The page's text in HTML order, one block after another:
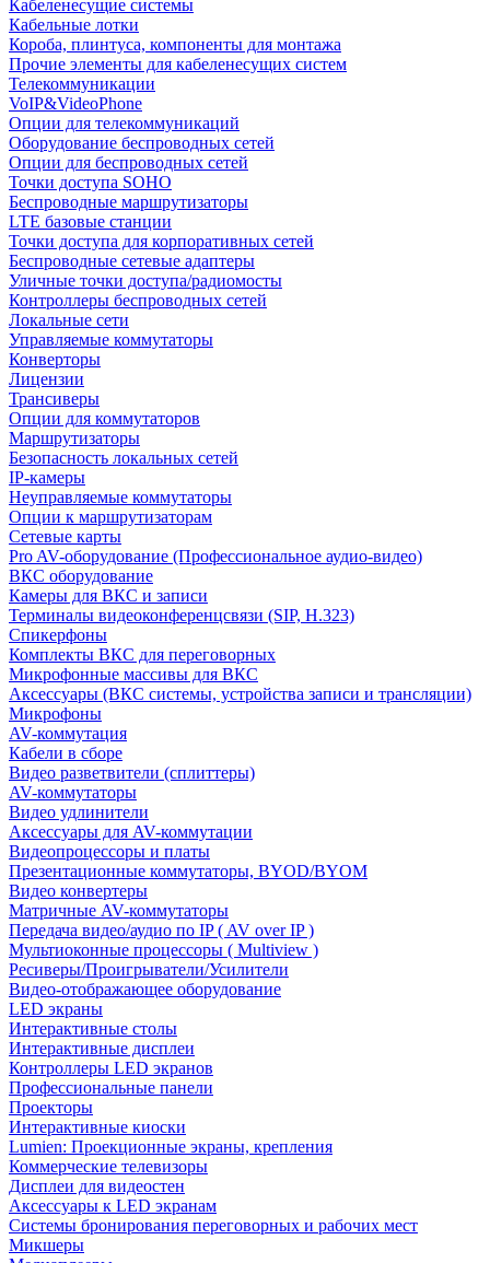
Кабеленесущие системы
Кабельные лотки
Короба, плинтуса, компоненты для монтажа
Прочие элементы для кабеленесущих систем
Телекоммуникации
VoIP&VideoPhone
Опции для телекоммуникаций
Оборудование беспроводных сетей
Опции для беспроводных сетей
Точки доступа SOHO
Беспроводные маршрутизаторы
LTE базовые станции
Точки доступа для корпоративных сетей
Беспроводные сетевые адаптеры
Уличные точки доступа/радиомосты
Контроллеры беспроводных сетей
Локальные сети
Управляемые коммутаторы
Конверторы
Лицензии
Трансиверы
Опции для коммутаторов
Маршрутизаторы
Безопасность локальных сетей
IP-камеры
Неуправляемые коммутаторы
Опции к маршрутизаторам
Сетевые карты
Pro AV-оборудование (Профессиональное аудио-видео)
ВКС оборудование
Камеры для ВКС и записи
Терминалы видеоконференцсвязи (SIP, H.323)
Спикерфоны
Комплекты ВКС для переговорных
Микрофонные массивы для ВКС
Аксессуары (ВКС системы, устройства записи и трансляции)
Микрофоны
AV-коммутация
Кабели в сборе
Видео разветвители (сплиттеры)
AV-коммутаторы
Видео удлинители
Аксессуары для AV-коммутации
Видеопроцессоры и платы
Презентационные коммутаторы, BYOD/BYOM
Видео конвертеры
Матричные AV-коммутаторы
Передача видео/аудио по IP ( AV over IP )
Мультиоконные процессоры ( Multiview )
Ресиверы/Проигрыватели/Усилители
Видео-отображающее оборудование
LED экраны
Интерактивные столы
Интерактивные дисплеи
Контроллеры LED экранов
Профессиональные панели
Проекторы
Интерактивные киоски
Lumien: Проекционные экраны, крепления
Коммерческие телевизоры
Дисплеи для видеостен
Аксессуары к LED экранам
Системы бронирования переговорных и рабочих мест
Микшеры